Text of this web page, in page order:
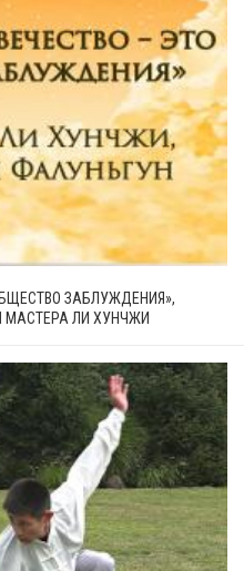
ЗАБЛУЖДЕНИЯ»,
МАСТЕРА ЛИ ХУНЧЖИ